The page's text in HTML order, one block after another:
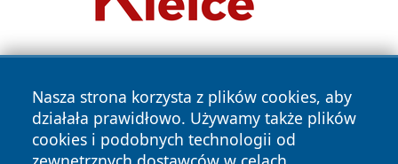
Nasza strona korzysta z plików cookies, aby
działała prawidłowo. Używamy także plików
cookies i podobnych technologii od